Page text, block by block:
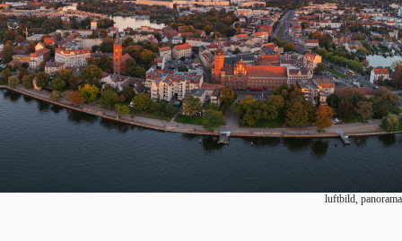
luftbild, panorama